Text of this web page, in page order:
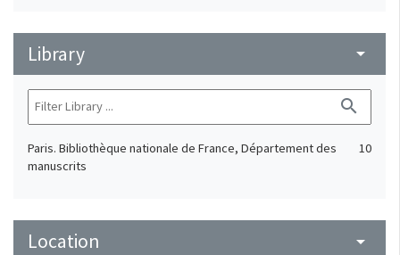
Library arrow_drop_down
search
Paris. Bibliothèque nationale de France, Département des
manuscrits
10
Location arrow_drop_down